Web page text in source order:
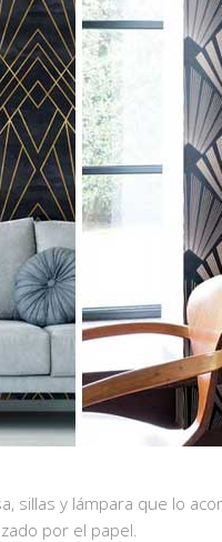
sillas y lámpara que lo
por el papel.